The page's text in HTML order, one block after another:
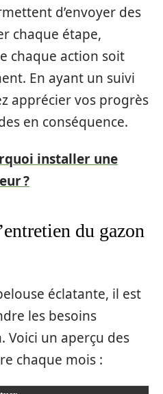
d’envoyer des
chaque étape,
chaque action soit
En ayant un suivi
apprécier vos progrès
en conséquence.
installer une
?
du gazon
éclatante, il est
les besoins
Voici un aperçu des
chaque mois :